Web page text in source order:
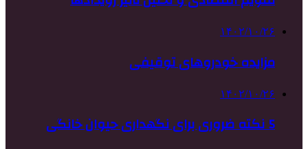
۱۴۰۲/۱۰/۲۶
مزایده خودروهای توقیفی
۱۴۰۲/۱۰/۲۶
5 نکته ضروری برای نگهداری حیوان خانگی